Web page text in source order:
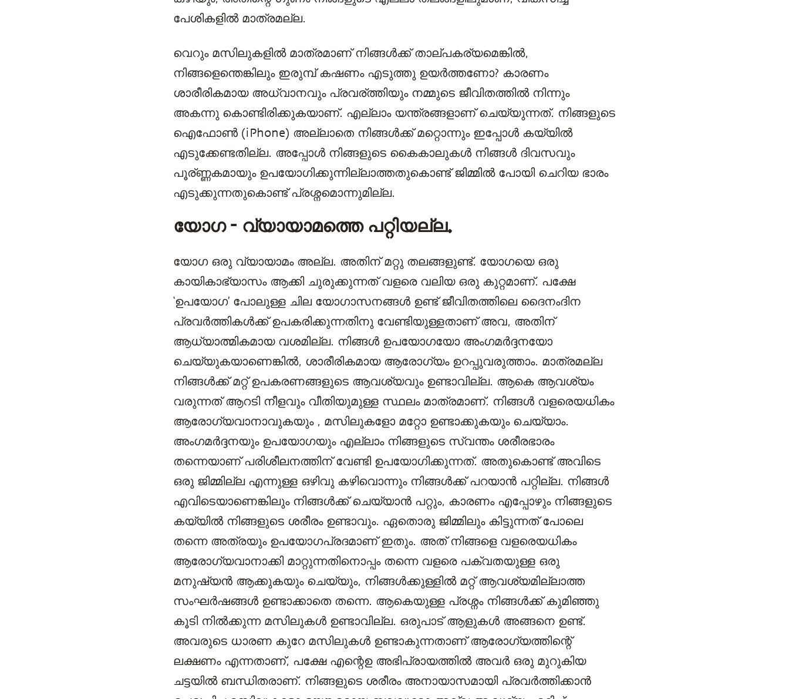
പേശികളില്‍ മാത്രമല്ല.
വെറും മസിലുകളിൽ മാത്രമാണ് നിങ്ങൾക്ക് താല്പകര്യമെങ്കില്‍,
നിങ്ങളെന്തെങ്കിലും ഇരുമ്പ് കഷണം എടുത്തു ഉയർത്തണോ? കാരണം
ശാരീരികമായ അധ്വാനവും പ്രവര്ത്തിയും നമ്മുടെ ജീവിതത്തിൽ നിന്നും
അകന്നു കൊണ്ടിരിക്കുകയാണ്. എല്ലാം യന്ത്രങ്ങളാണ് ചെയ്യുന്നത്. നിങ്ങളുടെ
ഐഫോൺ (iPhone) അല്ലാതെ നിങ്ങൾക്ക് മറ്റൊന്നും ഇപ്പോൾ കയ്യിൽ
എടുക്കേണ്ടതില്ല. അപ്പോള്‍ നിങ്ങളുടെ കൈകാലുകൾ നിങ്ങൾ ദിവസവും
പൂര്ണ്ണകമായും ഉപയോഗിക്കുന്നില്ലാത്തതുകൊണ്ട് ജിമ്മിൽ പോയി ചെറിയ ഭാരം
എടുക്കുന്നതുകൊണ്ട് പ്രശ്നമൊന്നുമില്ല.
യോഗ - വ്യായാമത്തെ പറ്റിയല്ല.
യോഗ ഒരു വ്യായാമം അല്ല. അതിന് മറ്റു തലങ്ങളുണ്ട്. യോഗയെ ഒരു
കായികാഭ്യാസം ആക്കി ചുരുക്കുന്നത് വളരെ വലിയ ഒരു കുറ്റമാണ്. പക്ഷേ
‘ഉപയോഗ’ പോലുള്ള ചില യോഗാസനങ്ങൾ ഉണ്ട് ജീവിതത്തിലെ ദൈനംദിന
പ്രവർത്തികൾക്ക് ഉപകരിക്കുന്നതിനു വേണ്ടിയുള്ളതാണ് അവ, അതിന്
ആധ്യാത്മികമായ വശമില്ല. നിങ്ങൾ ഉപയോഗയോ അംഗമർദ്ദനയോ
ചെയ്യുകയാണെങ്കിൽ, ശാരീരികമായ ആരോഗ്യം ഉറപ്പുവരുത്താം. മാത്രമല്ല
നിങ്ങൾക്ക് മറ്റ് ഉപകരണങ്ങളുടെ ആവശ്യവും ഉണ്ടാവില്ല. ആകെ ആവശ്യം
വരുന്നത് ആറടി നീളവും വീതിയുമുള്ള സ്ഥലം മാത്രമാണ്. നിങ്ങൾ വളരെയധികം
ആരോഗ്യവാനാവുകയും , മസിലുകളോ മറ്റോ ഉണ്ടാക്കുകയും ചെയ്യാം.
അംഗമർദ്ദനയും ഉപയോഗയും എല്ലാം നിങ്ങളുടെ സ്വന്തം ശരീരഭാരം
തന്നെയാണ് പരിശീലനത്തിന് വേണ്ടി ഉപയോഗിക്കുന്നത്. അതുകൊണ്ട് അവിടെ
ഒരു ജിമ്മില്ല എന്നുള്ള ഒഴിവു കഴിവൊന്നും നിങ്ങൾക്ക് പറയാൻ പറ്റില്ല. നിങ്ങൾ
എവിടെയാണെങ്കിലും നിങ്ങൾക്ക് ചെയ്യാൻ പറ്റും, കാരണം എപ്പോഴും നിങ്ങളുടെ
കയ്യിൽ നിങ്ങളുടെ ശരീരം ഉണ്ടാവും. ഏതൊരു ജിമ്മിലും കിട്ടുന്നത് പോലെ
തന്നെ അത്രയും ഉപയോഗപ്രദമാണ് ഇതും. അത് നിങ്ങളെ വളരെയധികം
ആരോഗ്യവാനാക്കി മാറ്റുന്നതിനൊപ്പം തന്നെ വളരെ പക്വതയുള്ള ഒരു
മനുഷ്യൻ ആക്കുകയും ചെയ്യും, നിങ്ങൾക്കുള്ളിൽ മറ്റ് ആവശ്യമില്ലാത്ത
സംഘർഷങ്ങൾ ഉണ്ടാക്കാതെ തന്നെ. ആകെയുള്ള പ്രശ്നം നിങ്ങൾക്ക് കുമിഞ്ഞു
കൂടി നിൽക്കുന്ന മസിലുകൾ ഉണ്ടാവില്ല. ഒരുപാട് ആളുകൾ അങ്ങനെ ഉണ്ട്.
അവരുടെ ധാരണ കുറേ മസിലുകൾ ഉണ്ടാകുന്നതാണ് ആരോഗ്യത്തിന്റെ്
ലക്ഷണം എന്നതാണ്, പക്ഷേ എന്റെഉ അഭിപ്രായത്തിൽ അവർ ഒരു മുറുകിയ
ചട്ടയില്‍ ബന്ധിതരാണ്. നിങ്ങളുടെ ശരീരം അനായാസമായി പ്രവർത്തിക്കാൻ